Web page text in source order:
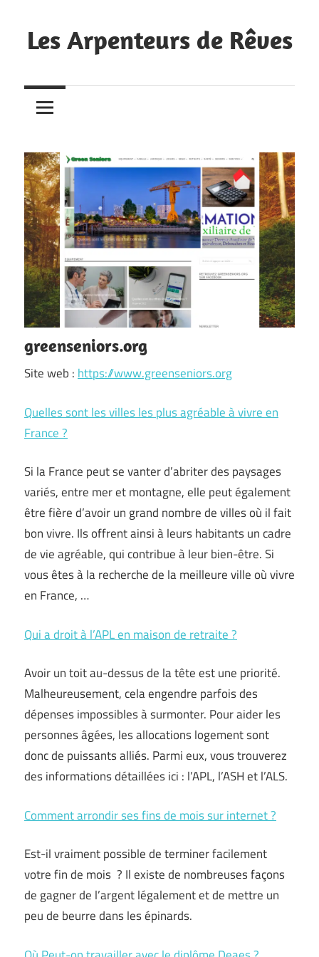
to
content
Les Arpenteurs de Rêves
avons
récemment
greenseniors.org
Site web :https://www.greenseniors.org
Quelles sont les villes les plus agréable à vivre en
France ?
Si la France peut se vanter d’abriter des paysages
variés, entre mer et montagne, elle peut également
être fière d’avoir un grand nombre de villes où il fait
bon vivre. Ils offrent ainsi à leurs habitants un cadre
de vie agréable, qui contribue à leur bien-être. Si
vous êtes à la recherche de la meilleure ville où vivre
en France, …
Qui a droit à l’APL en maison de retraite ?
Avoir un toit au-dessus de la tête est une priorité.
Malheureusement, cela engendre parfois des
dépenses impossibles à surmonter. Pour aider les
personnes âgées, les allocations logement sont
donc de puissants alliés. Parmi eux, vous trouverez
des informations détaillées ici : l’APL, l’ASH et l’ALS.
Comment arrondir ses fins de mois sur internet ?
Est-il vraiment possible de terminer facilement
votre fin de mois ? Il existe de nombreuses façons
de gagner de l’argent légalement et de mettre un
peu de beurre dans les épinards.